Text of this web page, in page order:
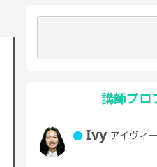
講師プロ
Ivy アイヴィー